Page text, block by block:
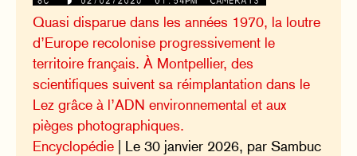
Quasi disparue dans les années 1970, la loutre
d’Europe recolonise progressivement le
territoire français. À Montpellier, des
scientifiques suivent sa réimplantation dans le
Lez grâce à l’ADN environnemental et aux
pièges photographiques.
Encyclopédie | Le 30 janvier 2026, par Sambuc